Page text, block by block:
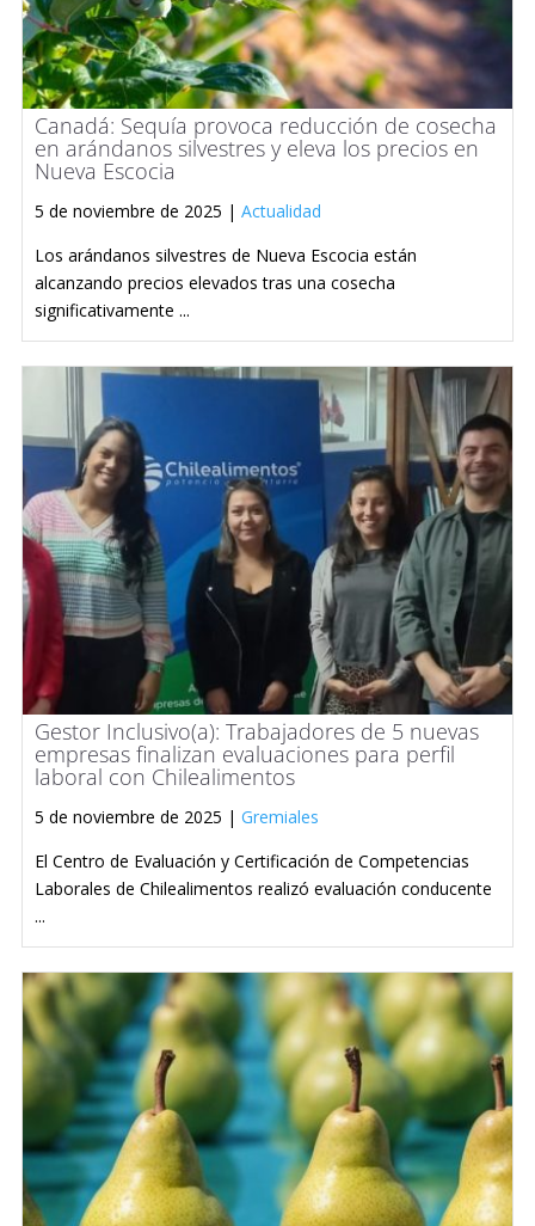
Canadá: Sequía provoca reducción de cosecha
en arándanos silvestres y eleva los precios en
Nueva Escocia
5 de noviembre de 2025 | Actualidad
Los arándanos silvestres de Nueva Escocia están
alcanzando precios elevados tras una cosecha
significativamente ...
Gestor Inclusivo(a): Trabajadores de 5 nuevas
empresas finalizan evaluaciones para perfil
laboral con Chilealimentos
5 de noviembre de 2025 | Gremiales
El Centro de Evaluación y Certificación de Competencias
Laborales de Chilealimentos realizó evaluación conducente
...